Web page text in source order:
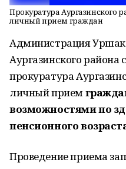
Прокуратура Аургазинского
личный прием граждан
Администрация
Аургазинского района
прокуратура
личный прием
возможностями по
пенсионного
Проведение приема